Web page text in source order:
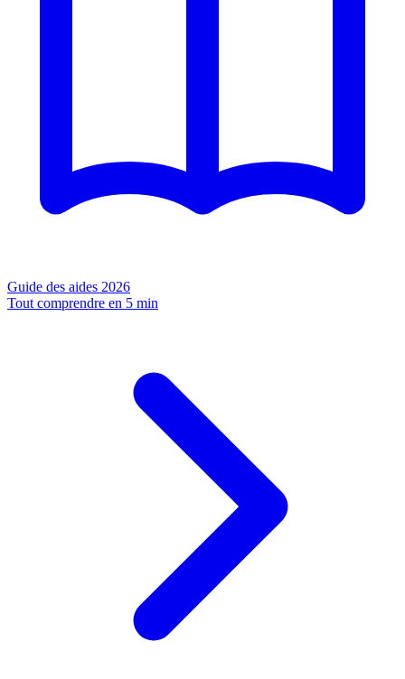
Guide des aides 2026
Tout comprendre en 5 min